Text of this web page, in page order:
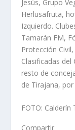
Jesús, Grupo
Herlusafruta,
Izquierdo.
Tamarán FM,
Protección
Clasificadas del
resto de
de Tirajana,
FOTO:
Compartir